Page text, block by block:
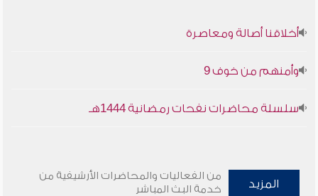
أخلاقنا أصالة ومعاصرة
وأمنهم من خوف 9
سلسلة محاضرات نفحات رمضانية 1444هـ
المزيد
من الفعاليات والمحاضرات الأرشيفية من
خدمة البث المباشر